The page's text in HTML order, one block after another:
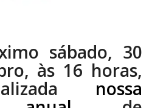
sábado, 30
às 16 horas,
nossa